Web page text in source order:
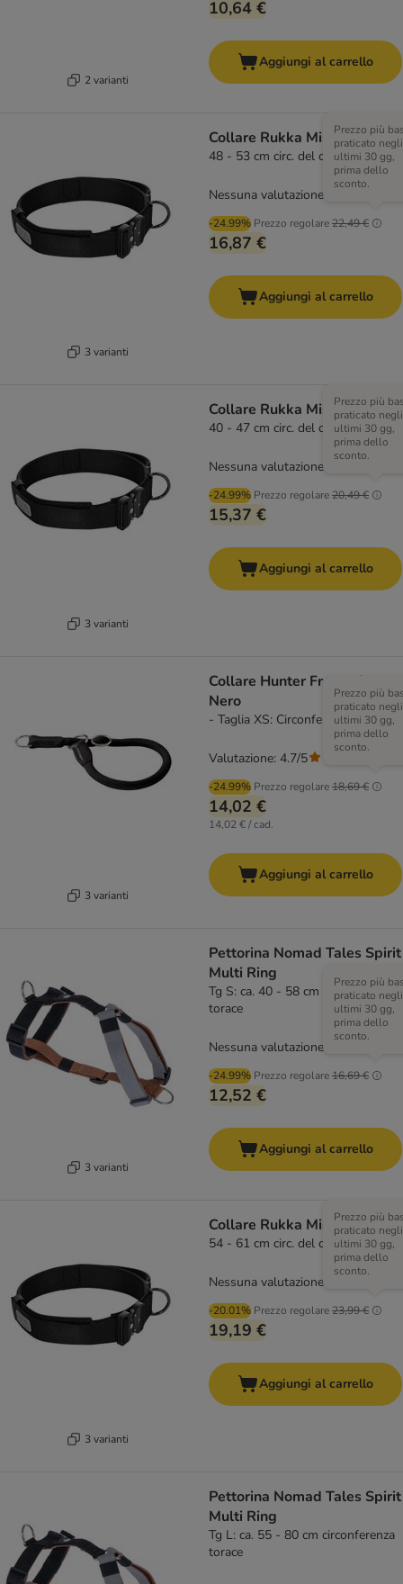
2 varianti
10,64 €
Aggiungi al carrello
3 varianti
Collare Rukka Mission, nero
48 - 53 cm circ. del collo
-24.99% Prezzo regolare22,49 €
Prezzo più
praticato negli
ultimi 30 gg,
prima dello
sconto.
16,87 €
Nessuna valutazione
Aggiungi al carrello
3 varianti
Collare Rukka Mission, nero
40 - 47 cm circ. del collo
-24.99% Prezzo regolare20,49 €
Prezzo più
praticato negli
ultimi 30 gg,
prima dello
sconto.
15,37 €
Nessuna valutazione
Aggiungi al carrello
3 varianti
Collare Hunter Freestyle
Nero
- Taglia XS: Circonferenza 45 cm
-24.99% Prezzo regolare18,69 €
Prezzo più
praticato negli
ultimi 30 gg,
prima dello
sconto.
14,02 €
14,02 € / cad.
Valutazione: 4.7/5
Aggiungi al carrello
3 varianti
Pettorina Nomad Tales Spirit
Multi Ring
Tg S: ca. 40 - 58 cm circonferenza
torace
-24.99% Prezzo regolare16,69 €
Prezzo più
praticato negli
ultimi 30 gg,
prima dello
sconto.
12,52 €
Nessuna valutazione
Aggiungi al carrello
3 varianti
Collare Rukka Mission, nero
54 - 61 cm circ. del collo
-20.01% Prezzo regolare23,99 €
Prezzo più
praticato negli
ultimi 30 gg,
prima dello
sconto.
19,19 €
Nessuna valutazione
Aggiungi al carrello
Pettorina Nomad Tales Spirit
Multi Ring
Tg L: ca. 55 - 80 cm circonferenza
torace